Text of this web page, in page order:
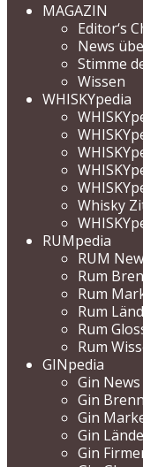
MAGAZIN
Editor‘s
News
Stimme
Wissen
WHISKYpedia
Whisky
RUMpedia
RUM
Rum
Rum
Rum
Rum
Rum
GINpedia
Gin News
Gin
Gin
Gin
Gin